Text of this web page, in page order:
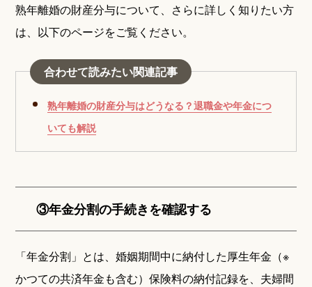
熟年離婚の財産分与について、さらに詳しく知りたい方
は、以下のページをご覧ください。
合わせて読みたい関連記事
熟年離婚の財産分与はどうなる？退職金や年金につ
いても解説
③年金分割の手続きを確認する
「年金分割」とは、婚姻期間中に納付した厚生年金（※
かつての共済年金も含む）保険料の納付記録を、夫婦間